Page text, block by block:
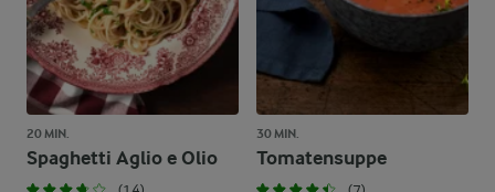
20 MIN.
Spaghetti Aglio e Olio
30 MIN.
Tomatensuppe